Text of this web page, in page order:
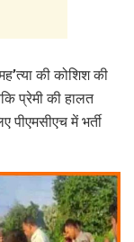
की कोशिश की
प्रेमी की हालत
में भर्ती